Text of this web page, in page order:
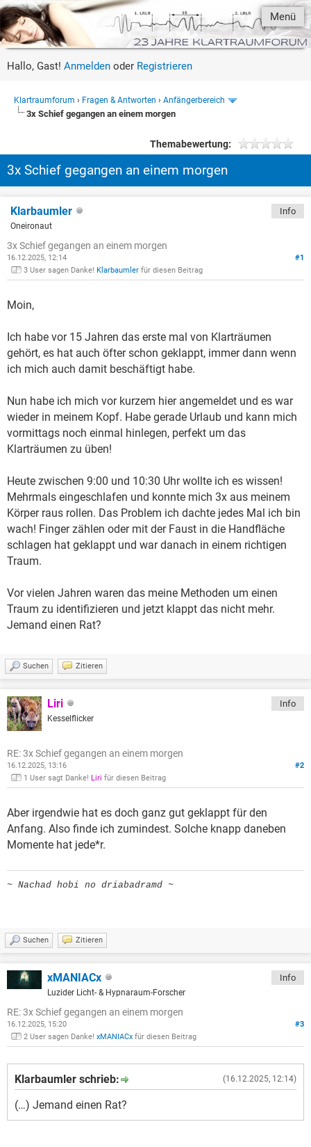
Menü
Hallo, Gast! Anmelden oder Registrieren
Klartraumforum › Fragen & Antworten › Anfängerbereich
3x Schief gegangen an einem morgen
Themabewertung:
3x Schief gegangen an einem morgen
Klarbaumler
Oneironaut
Info
3x Schief gegangen an einem morgen
#1
16.12.2025, 12:14
3 User sagen Danke! Klarbaumler für diesen Beitrag
Moin,
Ich habe vor 15 Jahren das erste mal von Klarträumen
gehört, es hat auch öfter schon geklappt, immer dann wenn
ich mich auch damit beschäftigt habe.
Nun habe ich mich vor kurzem hier angemeldet und es war
wieder in meinem Kopf. Habe gerade Urlaub und kann mich
vormittags noch einmal hinlegen, perfekt um das
Klarträumen zu üben!
Heute zwischen 9:00 und 10:30 Uhr wollte ich es wissen!
Mehrmals eingeschlafen und konnte mich 3x aus meinem
Körper raus rollen. Das Problem ich dachte jedes Mal ich bin
wach! Finger zählen oder mit der Faust in die Handfläche
schlagen hat geklappt und war danach in einem richtigen
Traum.
Vor vielen Jahren waren das meine Methoden um einen
Traum zu identifizieren und jetzt klappt das nicht mehr.
Jemand einen Rat?
Suchen Zitieren
Liri
Kesselflicker
Info
RE: 3x Schief gegangen an einem morgen
#2
16.12.2025, 13:16
1 User sagt Danke! Liri für diesen Beitrag
Aber irgendwie hat es doch ganz gut geklappt für den
Anfang. Also finde ich zumindest. Solche knapp daneben
Momente hat jede*r.
~ Nachad hobi no driabadramd ~
Suchen Zitieren
xMANIACx
Luzider Licht- & Hypnaraum-Forscher
Info
RE: 3x Schief gegangen an einem morgen
#3
16.12.2025, 15:20
2 User sagen Danke! xMANIACx für diesen Beitrag
(16.12.2025, 12:14)
Klarbaumler schrieb:
(…) Jemand einen Rat?